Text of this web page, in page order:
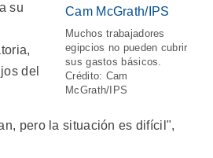
Muchos trabajadores
egipcios no pueden cubrir
sus gastos básicos.
Crédito: Cam
McGrath/IPS
su
del
pero la situación es difícil",